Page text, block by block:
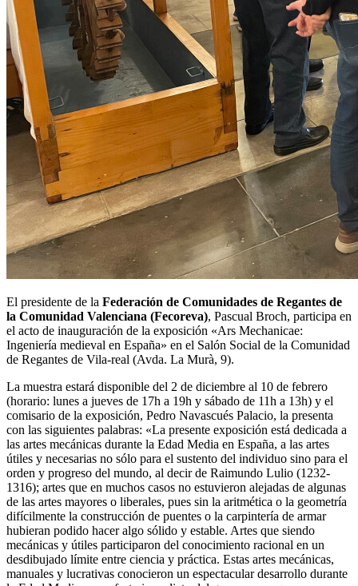
El presidente de la Federación de Comunidades de Regantes de
la Comunidad Valenciana (Fecoreva), Pascual Broch, participa en
el acto de inauguración de la exposición «Ars Mechanicae:
Ingeniería medieval en España» en el Salón Social de la Comunidad
de Regantes de Vila-real (Avda. La Murà, 9).
La muestra estará disponible del 2 de diciembre al 10 de febrero
(horario: lunes a jueves de 17h a 19h y sábado de 11h a 13h) y el
comisario de la exposición, Pedro Navascués Palacio, la presenta
con las siguientes palabras: «La presente exposición está dedicada a
las artes mecánicas durante la Edad Media en España, a las artes
útiles y necesarias no sólo para el sustento del individuo sino para el
orden y progreso del mundo, al decir de Raimundo Lulio (1232-
1316); artes que en muchos casos no estuvieron alejadas de algunas
de las artes mayores o liberales, pues sin la aritmética o la geometría
difícilmente la construcción de puentes o la carpintería de armar
hubieran podido hacer algo sólido y estable. Artes que siendo
mecánicas y útiles participaron del conocimiento racional en un
desdibujado límite entre ciencia y práctica. Estas artes mecánicas,
manuales y lucrativas conocieron un espectacular desarrollo durante